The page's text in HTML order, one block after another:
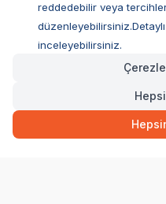
799,00TL
Müşteri Hizmetleri
Sıkça
Ovacık Mah. Hacıoğlu Sok.
Müşteri Destek Hattı
reddedebilir veya
inceleyebilirsiniz.